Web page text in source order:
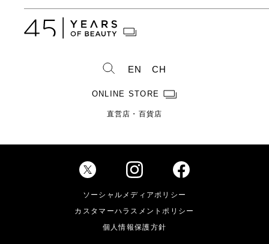
コーポレートガバナンス
ディスクロージャーポリシー
株式情報
株式概要
Investor Relations
数字で見るヤーマン
製品ができるまで
カタログ・取扱説明書
EN CH
ONLINE STORE
直営店・百貨店
ソーシャルメディアポリシー
カスタマーハラスメントポリシー
個人情報保護方針